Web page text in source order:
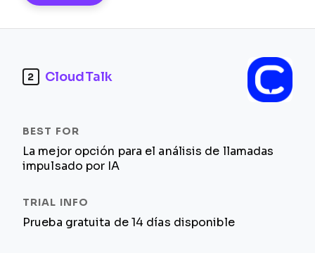
2 CloudTalk
La mejor opción para el análisis de llamadas
impulsado por IA
Prueba gratuita de 14 días disponible